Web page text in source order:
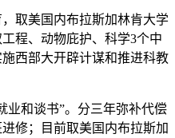
取美国内布拉斯加林肯大学
程、动物庇护、科学3个中
西部大开辟计谋和推进科教
和谈书”。分三年弥补代偿
修；目前取美国内布拉斯加